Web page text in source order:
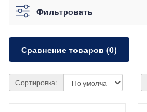
Фильтровать
Сравнение товаров (0)
Сортировка: